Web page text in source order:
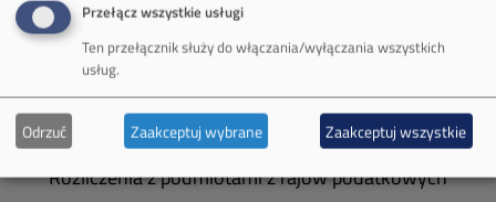
Zakład Górniczy Sobieski
Informacja o realizowanej strategii podatkowej
Rozliczenia z podmiotami z rajów podatkowych
Przełącz wszystkie usługi
Ten przełącznik służy do włączania/wyłączania wszystkich
usług.
Odrzuć Zaakceptuj wybrane Zaakceptuj wszystkie